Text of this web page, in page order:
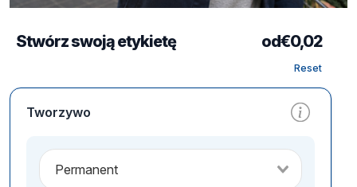
Stwórz swoją etykietę od€0,02
Reset
Tworzywo
Permanent